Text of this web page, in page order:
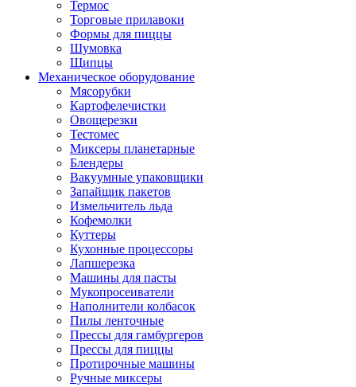
Термос
Торговые прилавоки
Формы для пиццы
Шумовка
Щипцы
Механическое оборудование
Мясорубки
Картофелечистки
Овощерезки
Тестомес
Миксеры планетарные
Блендеры
Вакуумные упаковщики
Запайщик пакетов
Измельчитель льда
Кофемолки
Куттеры
Кухонные процессоры
Лапшерезка
Машины для пасты
Мукопросеиватели
Наполнители колбасок
Пилы ленточные
Прессы для гамбургеров
Прессы для пиццы
Протирочные машины
Ручные миксеры